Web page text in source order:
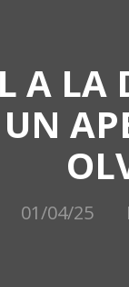
A LA
01/04/25